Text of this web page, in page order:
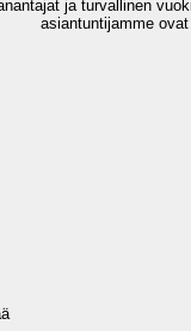
ja turvallinen
asiantuntijamme